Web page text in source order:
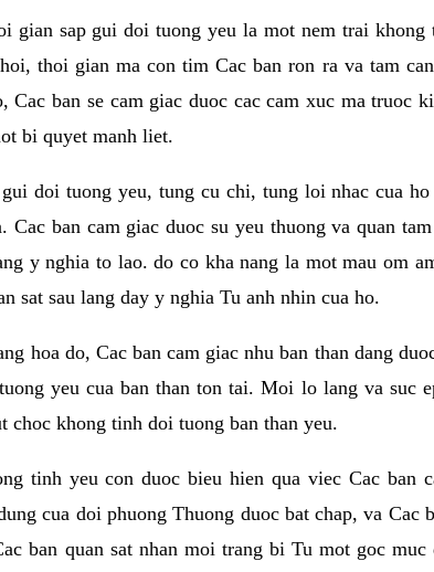
gian sap gui doi tuong yeu la mot nem trai
thoi gian ma con tim Cac ban ron ra va tam
Cac ban se cam giac duoc cac cam xuc ma truoc
bi quyet manh liet.
doi tuong yeu, tung cu chi, tung loi nhac cua
Cac ban cam giac duoc su yeu thuong va quan
y nghia to lao. do co kha nang la mot mau om
sat sau lang day y nghia Tu anh nhin cua ho.
hoa do, Cac ban cam giac nhu ban than dang
yeu cua ban than ton tai. Moi lo lang va suc
choc khong tinh doi tuong ban than yeu.
tinh yeu con duoc bieu hien qua viec Cac ban
cua doi phuong Thuong duoc bat chap, va
ban quan sat nhan moi trang bi Tu mot goc